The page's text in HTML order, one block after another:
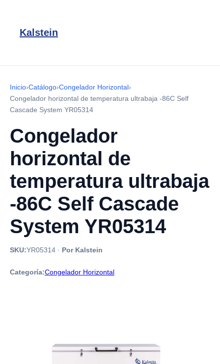
Kalstein
Inicio›Catálogo›Congelador Horizontal›
Congelador horizontal de temperatura ultrabaja -86C Self
Cascade System YR05314
Congelador
horizontal de
temperatura ultrabaja
-86C Self Cascade
System YR05314
SKU:YR05314 · Por Kalstein
Categoría:Congelador Horizontal